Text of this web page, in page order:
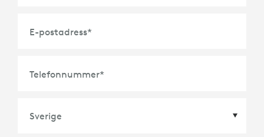
E-postadress*
Telefonnummer*